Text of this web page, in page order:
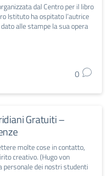
dal Centro per il libro
Istituto ha ospitato l’autrice
alle stampe la sua opera
0
Gratuiti –
molte cose in contatto,
creativo. (Hugo von
dei nostri studenti